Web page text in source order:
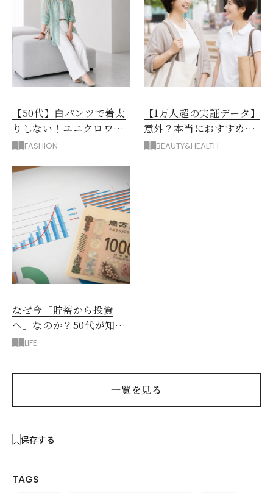
【50代】白パンツで着太
りしない！ユニクロワイ
ドパンツ夏の着回しテク
FASHION
【1万人超の実証データ】
意外？本当におすすめな
運動とストレス解消法と
BEAUTY&HEALTH
なぜ今「貯蓄から投資
へ」なのか？50代が知る
べきお金の新常識
LIFE
一覧を見る
保存する
TAGS